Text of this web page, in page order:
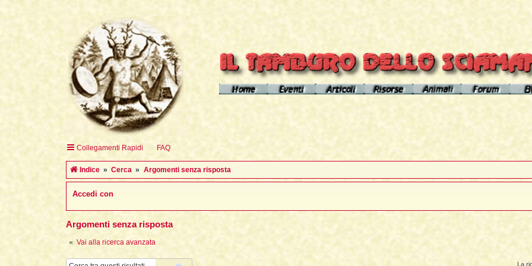
Homepage del sito
Homepage del mirror
English Homepage
Calendario eventi
Apprendistato Sciamanico
Indice articoli
Tséntsak e Spiriti Aiutanti
Il Flusso di esistenze
Vicente Júa
Il Cammino delle 24 Stelle
Contatto
Curanderos qualificati
Pagamenti
Introduzione
I poteri degli animali
Anaconda
Aquila
Collegamenti Rapidi FAQ
Indice Cerca Argomenti senza risposta
Accedi con
Argomenti senza risposta
Vai alla ricerca avanzata
La